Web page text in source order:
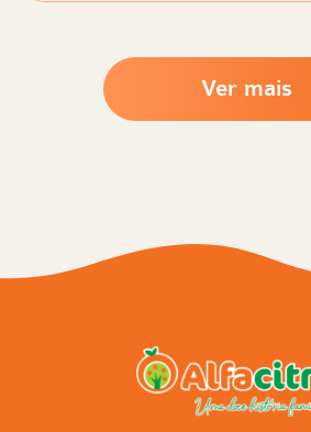
Ver mais